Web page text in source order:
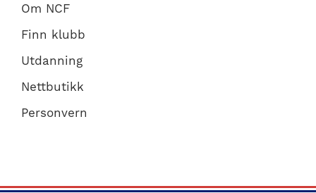
Om NCF
Finn klubb
Utdanning
Nettbutikk
Personvern